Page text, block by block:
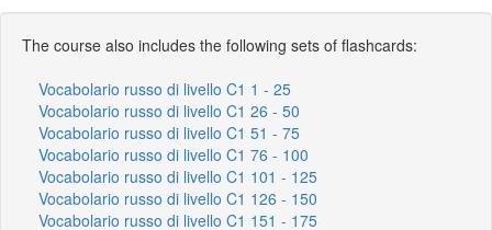
The course also includes the following sets of flashcards:
Vocabolario russo di livello C1 1 - 25
Vocabolario russo di livello C1 26 - 50
Vocabolario russo di livello C1 51 - 75
Vocabolario russo di livello C1 76 - 100
Vocabolario russo di livello C1 101 - 125
Vocabolario russo di livello C1 126 - 150
Vocabolario russo di livello C1 151 - 175